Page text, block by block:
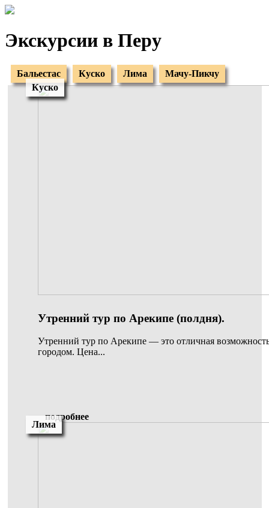
Экскурсии в Перу
Бальестас Куско Лима
Мачу-Пикчу
Куско
Утренний тур по Арекипе (полдня).
Утренний тур по Арекипе — это отличная возможность
городом. Цена...
подробнее
Лима